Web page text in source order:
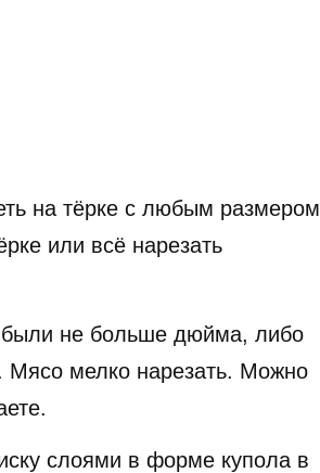
на тёрке с любым размером
или всё нарезать
были не больше дюйма, либо
Мясо мелко нарезать. Можно
слоями в форме купола в